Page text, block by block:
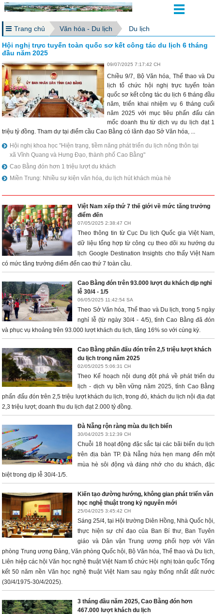
Trang chủ Văn hóa - Du lịch Du lịch
Hội nghị trực tuyến toàn quốc sơ kết công tác du lịch 6 tháng
đầu năm 2025
09/07/2025 7:17:42 CH
Chiều 9/7, Bộ Văn hóa, Thể thao và Du
lịch tổ chức hội nghị trực tuyến toàn
quốc sơ kết công tác du lịch 6 tháng đầu
năm, triển khai nhiệm vụ 6 tháng cuối
năm 2025 với mục tiêu phấn đấu cán
mốc doanh thu từ dịch vụ du lịch đạt 1
triệu tỷ đồng. Tham dự tại điểm cầu Cao Bằng có lãnh đạo Sở Văn hóa, ...
Hội nghị khoa học "Hiện trạng, tiềm năng phát triển du lịch nông thôn tại
xã Vĩnh Quang và Hưng Đạo, thành phố Cao Bằng"
Cao Bằng đón hơn 1 triệu lượt du khách
Miền Trung: Nhiều sự kiện văn hóa, du lịch hút khách mùa hè
Việt Nam xếp thứ 7 thế giới về mức tăng trưởng
điểm đến
07/05/2025 2:38:47 CH
Theo thông tin từ Cục Du lịch Quốc gia Việt Nam,
dữ liệu tổng hợp từ công cụ theo dõi xu hướng du
lịch Google Destination Insights cho thấy Việt Nam
có mức tăng trưởng điểm đến cao thứ 7 toàn cầu.
Cao Bằng đón trên 93.000 lượt du khách dịp nghỉ
lễ 30/4 - 1/5
06/05/2025 11:42:54 SA
Theo Sở Văn hóa, Thể thao và Du lịch, trong 5 ngày
nghỉ lễ (từ ngày 30/4 - 4/5), tỉnh Cao Bằng đã đón
và phục vụ khoảng trên 93.000 lượt khách du lịch, tăng 16% so với cùng kỳ.
Cao Bằng phấn đấu đón trên 2,5 triệu lượt khách
du lịch trong năm 2025
02/05/2025 5:06:31 CH
Theo Kế hoạch nội dung đột phá về phát triển du
lịch - dịch vụ bền vững năm 2025, tỉnh Cao Bằng
phấn đấu đón trên 2,5 triệu lượt khách du lịch, trong đó, khách du lịch nội địa đạt
2,3 triệu lượt; doanh thu du lịch đạt 2.000 tỷ đồng.
Đà Nẵng rộn ràng mùa du lịch biển
30/04/2025 3:12:39 CH
Chuỗi 18 hoạt động đặc sắc tại các bãi biển du lịch
trên địa bàn TP. Đà Nẵng hứa hẹn mang đến một
mùa hè sôi động và đáng nhớ cho du khách, đặc
biệt trong dịp lễ 30/4-1/5.
Kiến tạo đường hướng, không gian phát triển văn
học nghệ thuật trong kỷ nguyên mới
25/04/2025 3:45:42 CH
Sáng 25/4, tại Hội trường Diên Hồng, Nhà Quốc hội,
thực hiện sự chỉ đạo của Ban Bí thư, Ban Tuyên
giáo và Dân vận Trung ương phối hợp với Văn
phòng Trung ương Đảng, Văn phòng Quốc hội, Bộ Văn hóa, Thể thao và Du lịch,
Liên hiệp các hội Văn học nghệ thuật Việt Nam tổ chức Hội nghị toàn quốc Tổng
kết 50 năm nền Văn học nghệ thuật Việt Nam sau ngày thống nhất đất nước
(30/4/1975-30/4/2025).
3 tháng đầu năm 2025, Cao Bằng đón hơn
467.000 lượt khách du lịch